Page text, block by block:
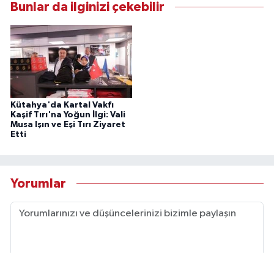
Bunlar da ilginizi çekebilir
Kütahya'da Kartal Vakfı
Kaşif Tırı'na Yoğun İlgi: Vali
Musa Işın ve Eşi Tırı Ziyaret
Etti
Yorumlar